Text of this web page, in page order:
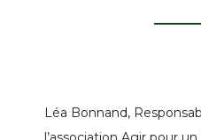
Léa Bonnand,